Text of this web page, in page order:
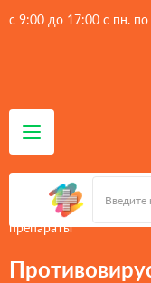
с 9:00 до 17:00 с пн. по
Главная - лекарства
грипп, ЛОР) -
препараты